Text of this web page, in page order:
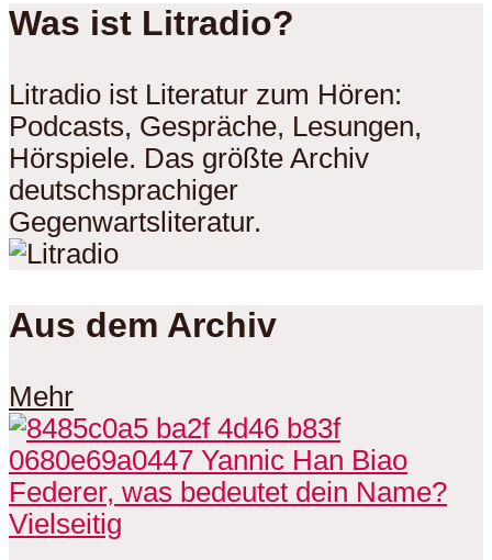
Was ist Litradio?
Litradio ist Literatur zum Hören:
Podcasts, Gespräche, Lesungen,
Hörspiele. Das größte Archiv
deutschsprachiger
Gegenwartsliteratur.
Aus dem Archiv
Mehr
Vielseitig